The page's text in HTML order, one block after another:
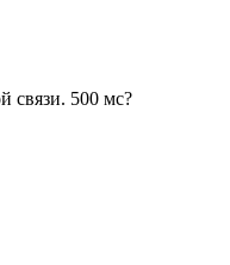
связи. 500 мс?